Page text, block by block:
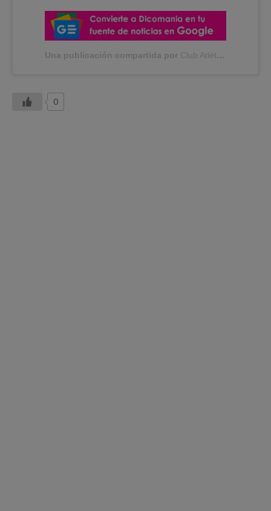
Una publicación compartida por Club Atlético Bucaramanga
0